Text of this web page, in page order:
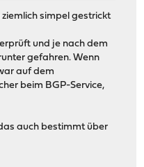
simpel gestrickt
und je nach dem
gefahren. Wenn
auf dem
beim BGP-Service,
auch bestimmt über